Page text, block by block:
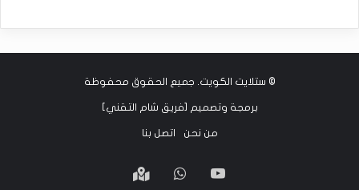
© ستلايت الكويت. جميع الحقوق محفوظة
برمجة وتصميم [فريق شام التقني]
من نحن اتصل بنا
‫YouTubeواتسابGoogle